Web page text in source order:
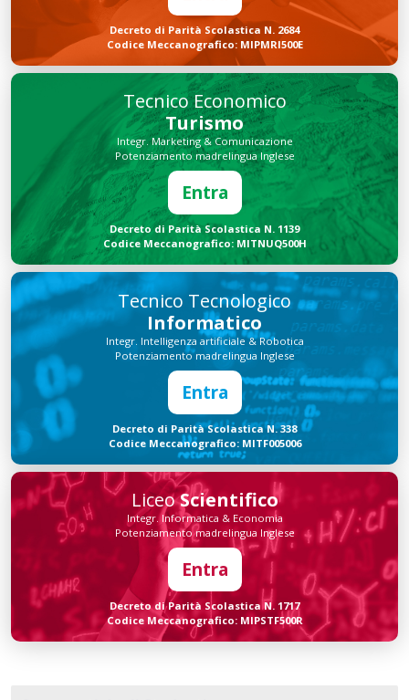
Decreto di Parità Scolastica N. 2684
Codice Meccanografico: MIPMRI500E
Tecnico Economico
Turismo
Integr. Marketing & Comunicazione
Potenziamento madrelingua Inglese
Entra
Decreto di Parità Scolastica N. 1139
Codice Meccanografico: MITNUQ500H
Tecnico Tecnologico
Informatico
Integr. Intelligenza artificiale & Robotica
Potenziamento madrelingua Inglese
Entra
Decreto di Parità Scolastica N. 338
Codice Meccanografico: MITF005006
LiceoScientifico
Integr. Informatica & Economia
Potenziamento madrelingua Inglese
Entra
Decreto di Parità Scolastica N. 1717
Codice Meccanografico: MIPSTF500R